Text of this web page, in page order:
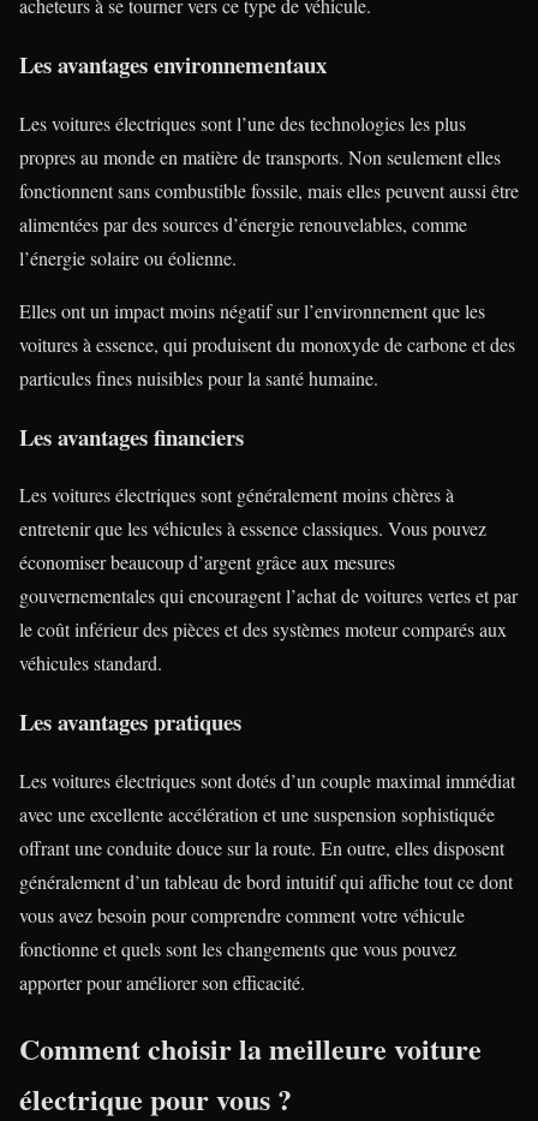
acheteurs à se tourner vers ce type de véhicule.
Les avantages environnementaux
Les voitures électriques sont l’une des technologies les plus
propres au monde en matière de transports. Non seulement elles
fonctionnent sans combustible fossile, mais elles peuvent aussi être
alimentées par des sources d’énergie renouvelables, comme
l’énergie solaire ou éolienne.
Elles ont un impact moins négatif sur l’environnement que les
voitures à essence, qui produisent du monoxyde de carbone et des
particules fines nuisibles pour la santé humaine.
Les avantages financiers
Les voitures électriques sont généralement moins chères à
entretenir que les véhicules à essence classiques. Vous pouvez
économiser beaucoup d’argent grâce aux mesures
gouvernementales qui encouragent l’achat de voitures vertes et par
le coût inférieur des pièces et des systèmes moteur comparés aux
véhicules standard.
Les avantages pratiques
Les voitures électriques sont dotés d’un couple maximal immédiat
avec une excellente accélération et une suspension sophistiquée
offrant une conduite douce sur la route. En outre, elles disposent
généralement d’un tableau de bord intuitif qui affiche tout ce dont
vous avez besoin pour comprendre comment votre véhicule
fonctionne et quels sont les changements que vous pouvez
apporter pour améliorer son efficacité.
Comment choisir la meilleure voiture
électrique pour vous ?